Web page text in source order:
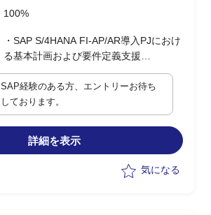
100%
・SAP S/4HANA FI-AP/AR導入PJにおけ
る基本計画および要件定義支援
・現在FI-GLのみ稼働中であり、FI-
AP/ARの導入検討中
・主に会計チームの支援として、FI-
AP/AR領域をご担当いただく予定
-ホストからSAPへの載せ替えに伴う、周
辺システムとの仕分け連携機能配置の調
・想定スケジュールは下記の通り(長期
SAP経験のある方、エントリーお待ち
しております。
詳細を表示
気になる